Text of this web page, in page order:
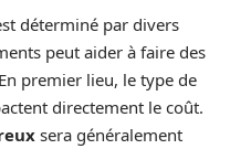
déterminé par divers
peut aider à faire des
premier lieu, le type de
directement le coût.
sera généralement